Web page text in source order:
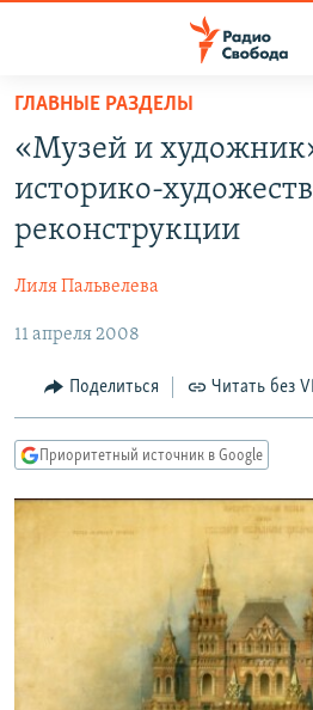
упрощенного
доступа
основному
Вернутся
навигации
Вернутся
поиску
ПОДКАСТЫ
АВТОРСКИЕ ПРОЕКТЫ
МНЕНИЯ
КУЛЬТУРА
IDEL.РЕАЛИИ
СЕВЕР.РЕАЛИИ
СИБИРЬ.РЕАЛИИ
РАСПИСАНИЕ ВЕЩАНИЯ
ПОДПИШИТЕСЬ НА РАССЫЛКУ
СОЦИАЛЬНЫЕ СЕТИ
ГЛАВНЫЕ РАЗДЕЛЫ
«Музей и
историко-
реконструкции
Лиля Пальвелева
11 апреля 2008
Поделиться Читать без
Приоритетный источник в Google